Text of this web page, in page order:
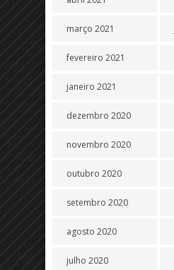
março 2021
fevereiro 2021
janeiro 2021
dezembro 2020
novembro 2020
outubro 2020
setembro 2020
agosto 2020
julho 2020